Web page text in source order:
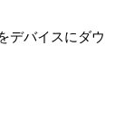
デバイスにダウ